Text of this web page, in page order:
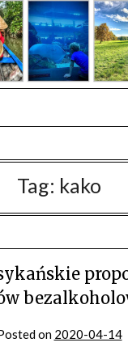
Tag: kako
on 2020-04-14